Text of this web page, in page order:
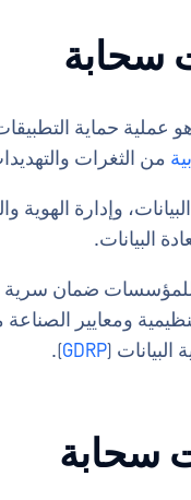
سحابة
من الثغرات
البيانات.
ضمان سرية
ومعايير
GDRP
).
سحابة